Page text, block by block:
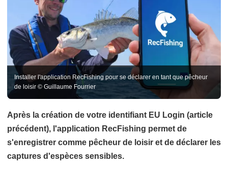
Installer l'application RecFishing pour se déclarer en tant que pêcheur
de loisir © Guillaume Fourrier
Après la création de votre identifiant EU Login (article
précédent), l'application RecFishing permet de
s'enregistrer comme pêcheur de loisir et de déclarer les
captures d'espèces sensibles.